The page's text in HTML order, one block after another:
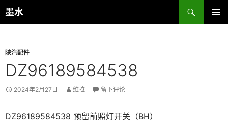
跳
至
墨水
搜
索
陕汽配件
DZ96189584538
2024年2月27日 维拉 留下评论
DZ96189584538 预留前照灯开关（BH）